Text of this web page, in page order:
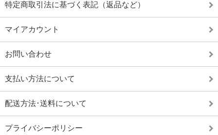
特定商取引法に基づく表記（返品など）
マイアカウント
お問い合わせ
支払い方法について
配送方法･送料について
プライバシーポリシー